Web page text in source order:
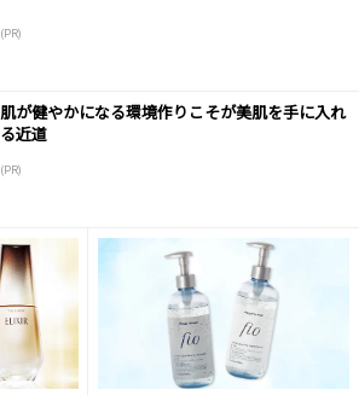
(PR)
肌が健やかになる環境作りこそが美肌を手に入れ
る近道
(PR)